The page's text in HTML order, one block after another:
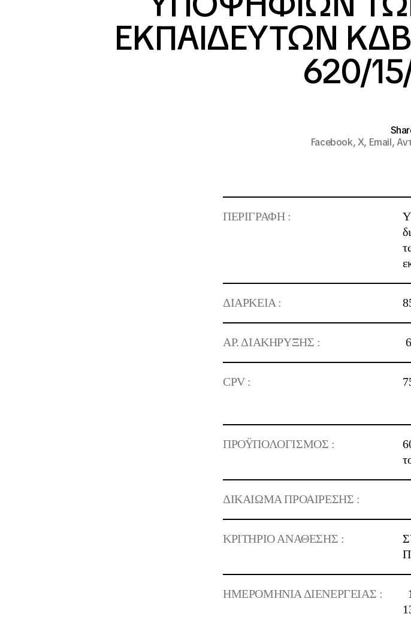
ΕΚΠΑΙΔΕΥΤΩΝ
620/
Facebook,X, Email,
ΠΕΡΙΓΡΑΦΗ :
ΔΙΑΡΚΕΙΑ :
ΑΡ. ΔΙΑΚΗΡΥΞΗΣ :
CPV :
ΠΡΟΫΠΟΛΟΓΙΣΜΟΣ :
ΔΙΚΑΙΩΜΑ ΠΡΟΑΙΡΕΣΗΣ :
ΚΡΙΤΗΡΙΟ ΑΝΑΘΕΣΗΣ :
ΗΜΕΡΟΜΗΝΙΑ ΔΙΕΝΕΡΓΕΙΑΣ :